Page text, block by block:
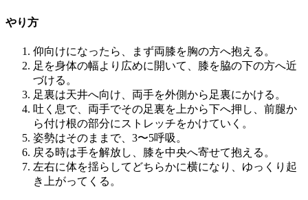
やり方
仰向けになったら、まず両膝を胸の方へ抱える。
足を身体の幅より広めに開いて、膝を脇の下の方へ近
づける。
足裏は天井へ向け、両手を外側から足裏にかける。
吐く息で、両手でその足裏を上から下へ押し、前腿か
ら付け根の部分にストレッチをかけていく。
姿勢はそのままで、3〜5呼吸。
戻る時は手を解放し、膝を中央へ寄せて抱える。
左右に体を揺らしてどちらかに横になり、ゆっくり起
き上がってくる。